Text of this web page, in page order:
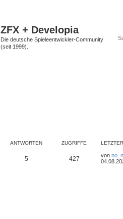
ZFX + Developia
Die deutsche Spieleentwickler-Community
(seit 1999).
ANTWORTEN ZUGRIFFE
5 427 von